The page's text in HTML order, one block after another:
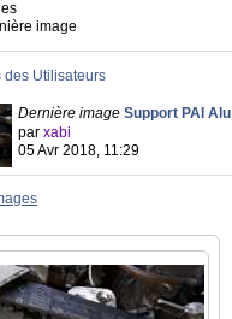
image
des Utilisateurs
Dernière image Support PAI Alu
par xabi
05 Avr 2018, 11:29